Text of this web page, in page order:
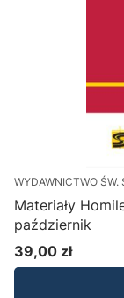
WYDAWNICTWO ŚW.
Materiały
październik
Cena
39,00 zł